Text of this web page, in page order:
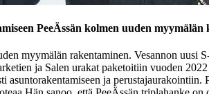
PeeÄssän kolmen uuden
myymälän rakentaminen. Vesannon uusi
ja Salen urakat paketoitiin vuoden
asuntorakentamiseen ja perustajaurakointiin.